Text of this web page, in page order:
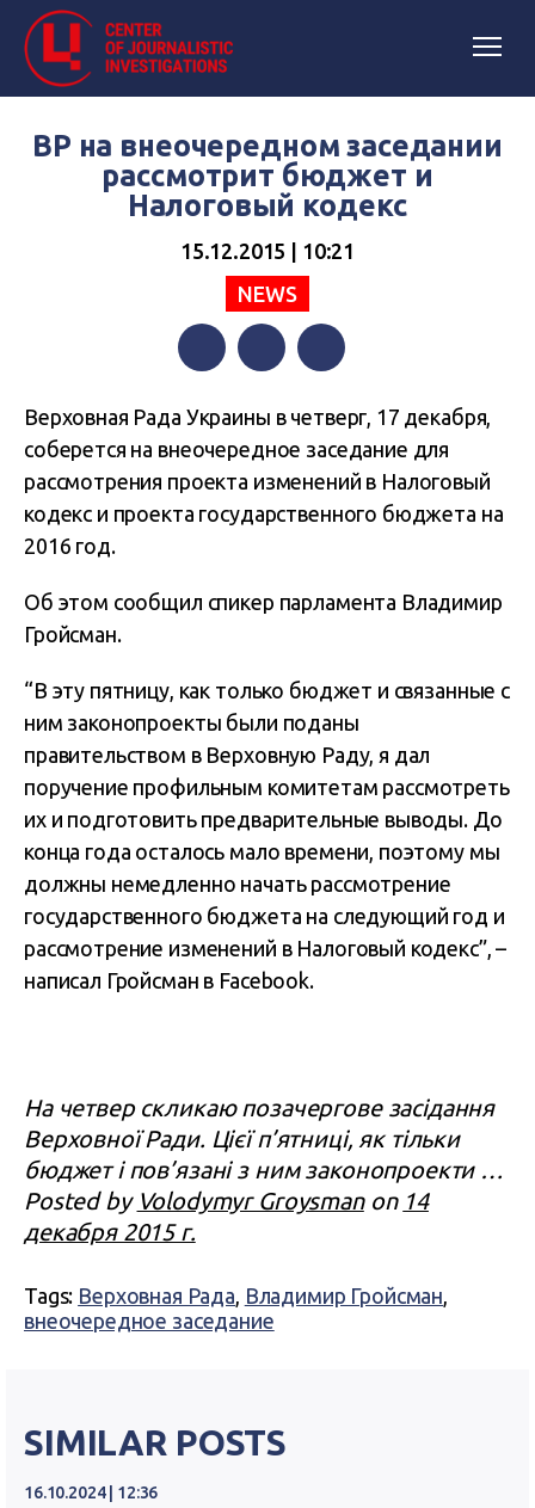
ВР на внеочередном заседании
рассмотрит бюджет и
Налоговый кодекс
15.12.2015 | 10:21
NEWS
Верховная Рада Украины в четверг, 17 декабря,
соберется на внеочередное заседание для
рассмотрения проекта изменений в Налоговый
кодекс и проекта государственного бюджета на
2016 год.
Об этом сообщил спикер парламента Владимир
Гройсман.
“В эту пятницу, как только бюджет и связанные с
ним законопроекты были поданы
правительством в Верховную Раду, я дал
поручение профильным комитетам рассмотреть
их и подготовить предварительные выводы. До
конца года осталось мало времени, поэтому мы
должны немедленно начать рассмотрение
государственного бюджета на следующий год и
рассмотрение изменений в Налоговый кодекс”, –
написал Гройсман в Facebook.
На четвер скликаю позачергове засідання
Верховної Ради. Цієї п’ятниці, як тільки
бюджет і пов’язані з ним законопроекти …
Posted by Volodymyr Groysmanon 14
декабря 2015 г.
Tags: Верховная Рада, Владимир Гройсман,
внеочередное заседание
SIMILAR POSTS
16.10.2024 | 12:36